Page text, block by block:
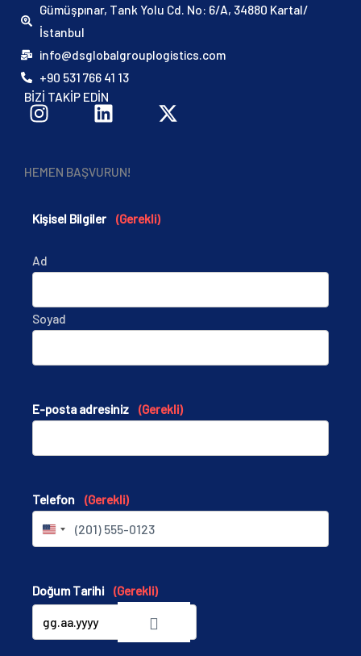
Gümüşpınar, Tank Yolu Cd. No: 6/A, 34880 Kartal/
İstanbul
info@dsglobalgrouplogistics.com
+90 531 766 41 13
BIZI TAKIP EDIN
I
n
a
r
m
L
i
e
i
-
HEMEN BAŞVURUN!
Kişisel Bilgiler (Gerekli)
Ad
Soyad
E-posta adresiniz (Gerekli)
Telefon (Gerekli)
U
N
E
S
Doğum Tarihi (Gerekli)